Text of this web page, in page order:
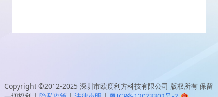
Copyright ©2012-2025 深圳市欧度利方科技有限公司 版权所有 保留